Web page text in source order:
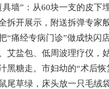
墙”：从60块一支的皮下
拆开展示，附送拆弹专家
“痛经专病门诊”做成快闪
艾盐包、低周波理疗仪，
黑糖走。市妇幼的“术后恢
尾草绿，床头放一只毛绒